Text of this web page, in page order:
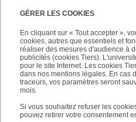
GÉRER LES COOKIES
En cliquant sur « Tout accepter »,
cookies, autres que essentiels et
réaliser des mesures d'audience à
publicités (cookies Tiers).
pour le site Internet. Les cookies
dans nos mentions légales. En cas
traceurs, vos paramètres seront
mois.
Si vous souhaitez refuser les
pouvez retirer votre consentement
ACCÈS PRATIQUES
SUIVEZ-NOUS